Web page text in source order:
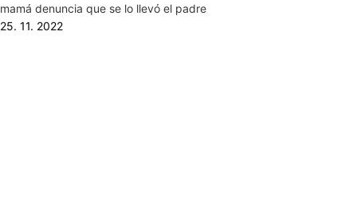
mamá denuncia que se lo llevó el padre
25. 11. 2022